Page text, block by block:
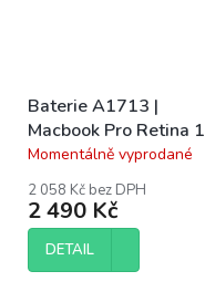
Baterie A1713 |
Macbook Pro Retina 13"
(A1708 LATE 2016 /
MID 2017), PRO 13"
(A2289 / 2020)
Průměrné
produktu
je
5,0
Momentálně vyprodané
2 058 Kč bez DPH
2 490 Kč
DETAIL